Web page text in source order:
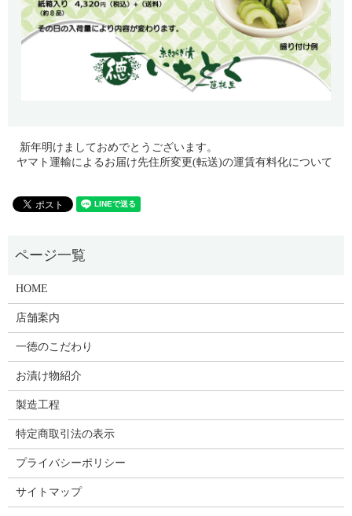
新年明けましておめでとうございます。
ヤマト運輸によるお届け先住所変更(転送)の運賃有料化について
HOME
店舗案内
一徳のこだわり
お漬け物紹介
製造工程
特定商取引法の表示
プライバシーポリシー
サイトマップ